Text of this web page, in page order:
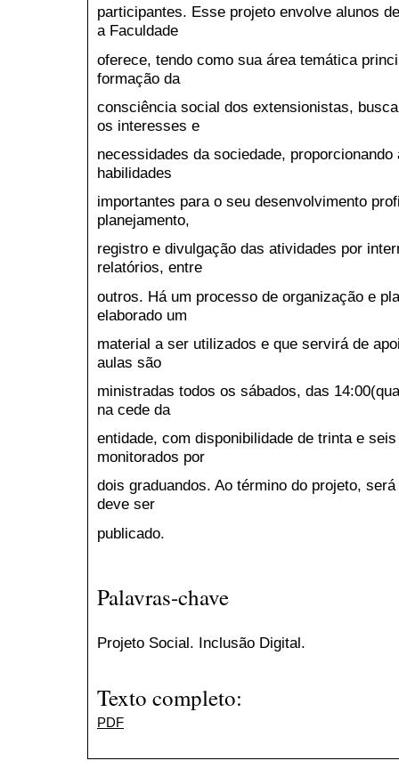
participantes. Esse projeto envolve alunos
a Faculdade
oferece, tendo como sua área temática
formação da
consciência social dos extensionistas,
os interesses e
necessidades da sociedade,
habilidades
importantes para o seu desenvolvimento
planejamento,
registro e divulgação das atividades por
relatórios, entre
outros. Há um processo de organização e
elaborado um
material a ser utilizados e que servirá de
aulas são
ministradas todos os sábados, das
na cede da
entidade, com disponibilidade de trinta e
monitorados por
dois graduandos. Ao término do projeto,
deve ser
publicado.
Palavras-chave
Projeto Social. Inclusão Digital.
Texto completo:
PDF